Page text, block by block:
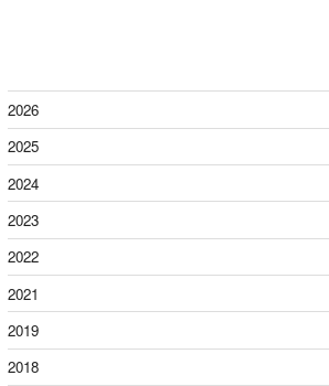
2026
2025
2024
2023
2022
2021
2019
2018